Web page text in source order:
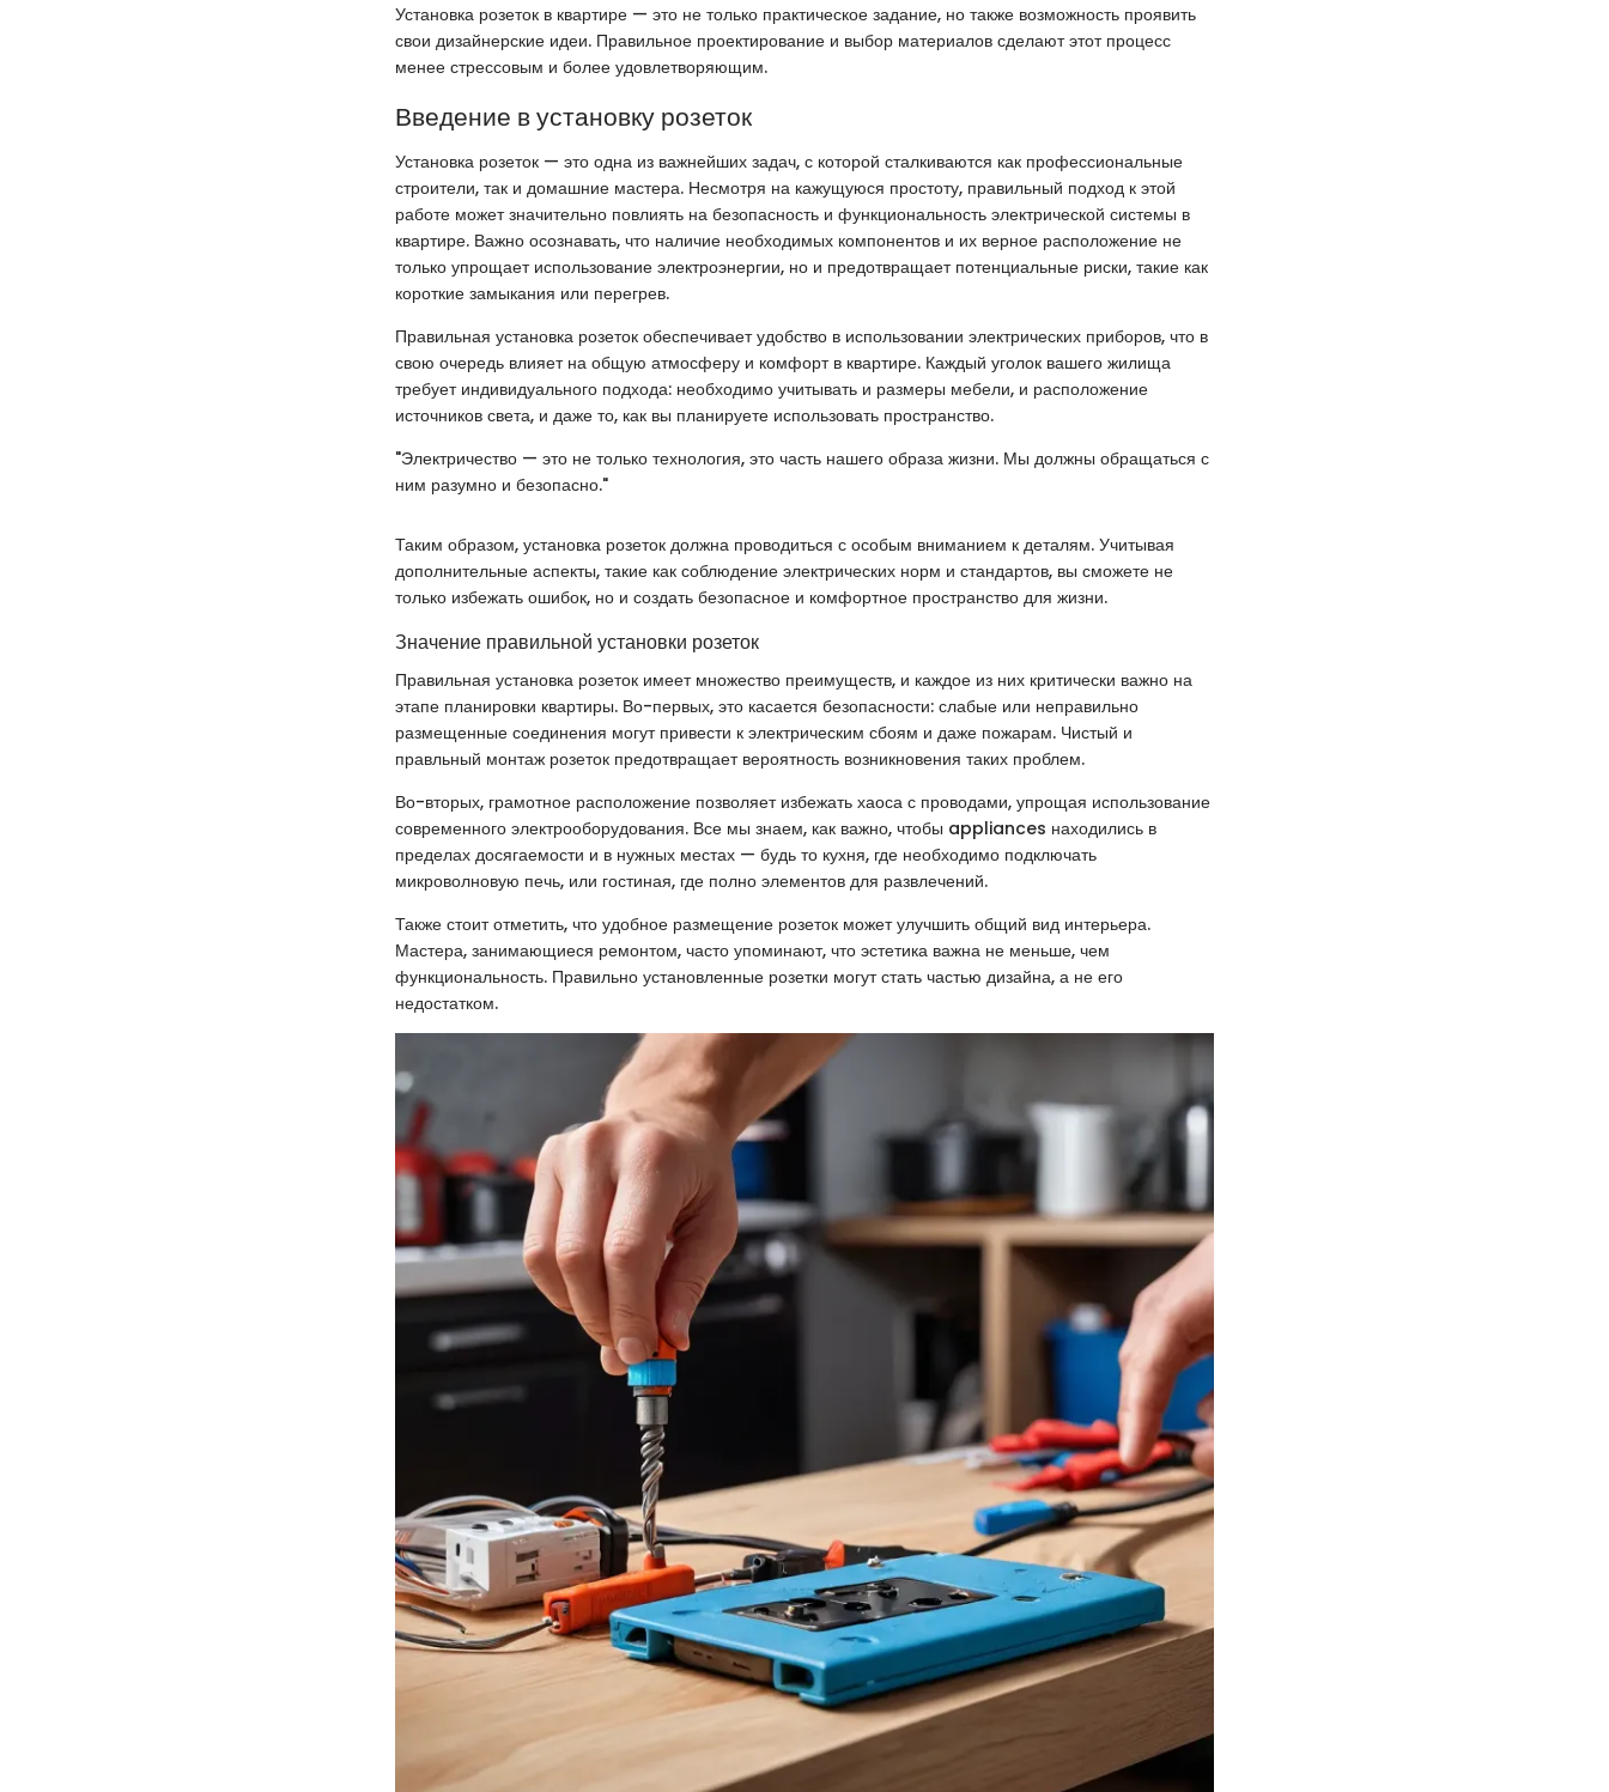
Установка розеток в квартире — это не только практическое задание, но также возможность проявить
свои дизайнерские идеи. Правильное проектирование и выбор материалов сделают этот процесс
менее стрессовым и более удовлетворяющим.
Введение в установку розеток
Установка розеток — это одна из важнейших задач, с которой сталкиваются как профессиональные
строители, так и домашние мастера. Несмотря на кажущуюся простоту, правильный подход к этой
работе может значительно повлиять на безопасность и функциональность электрической системы в
квартире. Важно осознавать, что наличие необходимых компонентов и их верное расположение не
только упрощает использование электроэнергии, но и предотвращает потенциальные риски, такие как
короткие замыкания или перегрев.
Правильная установка розеток обеспечивает удобство в использовании электрических приборов, что в
свою очередь влияет на общую атмосферу и комфорт в квартире. Каждый уголок вашего жилища
требует индивидуального подхода: необходимо учитывать и размеры мебели, и расположение
источников света, и даже то, как вы планируете использовать пространство.
"Электричество — это не только технология, это часть нашего образа жизни. Мы должны обращаться с
ним разумно и безопасно."
Таким образом, установка розеток должна проводиться с особым вниманием к деталям. Учитывая
дополнительные аспекты, такие как соблюдение электрических норм и стандартов, вы сможете не
только избежать ошибок, но и создать безопасное и комфортное пространство для жизни.
Значение правильной установки розеток
Правильная установка розеток имеет множество преимуществ, и каждое из них критически важно на
этапе планировки квартиры. Во-первых, это касается безопасности: слабые или неправильно
размещенные соединения могут привести к электрическим сбоям и даже пожарам. Чистый и
правльный монтаж розеток предотвращает вероятность возникновения таких проблем.
Во-вторых, грамотное расположение позволяет избежать хаоса с проводами, упрощая использование
современного электрооборудования. Все мы знаем, как важно, чтобы appliances находились в
пределах досягаемости и в нужных местах — будь то кухня, где необходимо подключать
микроволновую печь, или гостиная, где полно элементов для развлечений.
Также стоит отметить, что удобное размещение розеток может улучшить общий вид интерьера.
Мастера, занимающиеся ремонтом, часто упоминают, что эстетика важна не меньше, чем
функциональность. Правильно установленные розетки могут стать частью дизайна, а не его
недостатком.